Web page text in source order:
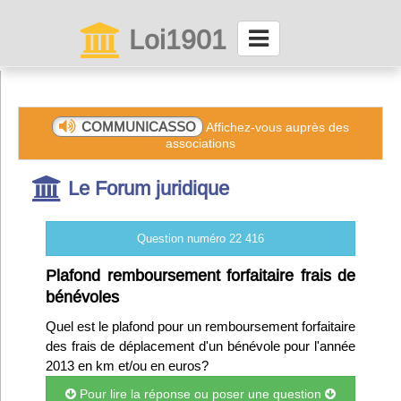
Loi1901
Connexion
Abonnez-vous à LettrAsso
Menu général
ServiceAsso
Partager
VieAsso
COMMUNICASSO
Affichez-vous auprès des
associations
Le Forum juridique
Question numéro 22 416
Plafond remboursement forfaitaire frais de
bénévoles
Quel est le plafond pour un remboursement forfaitaire
des frais de déplacement d'un bénévole pour l'année
2013 en km et/ou en euros?
Pour lire la réponse ou poser une question